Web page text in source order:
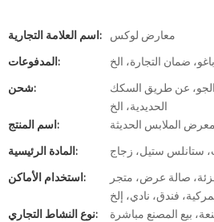
اسم العلامة التجارية: معارض لوكس
المدفوعات: ضمان التجارة، الخ
شحن:
عن طريق السكك
الحديدية، الخ
اسم المنتج:
معرض الملابس الحديثة
المادة الرئيسية: ستانلس ستيل، زجاج
استخدام الأماكن:
صالة عرض، متجر
فندق، نادي، إلخ
نوع النشاط التجاري:
بيع المصنع مباشرة